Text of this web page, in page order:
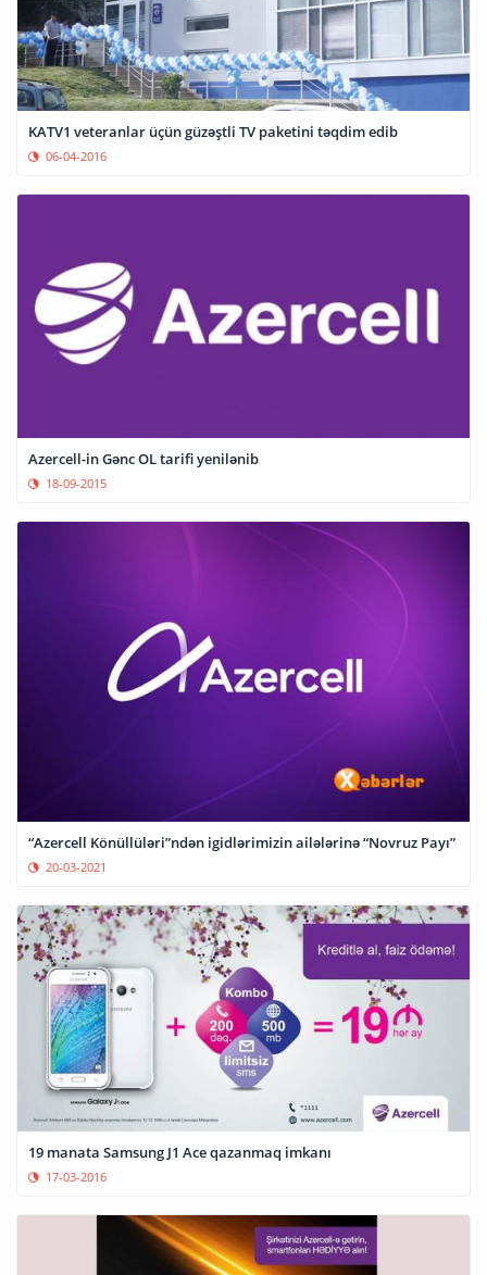
KATV1 veteranlar üçün güzəştli TV paketini təqdim edib
06-04-2016
Azercell-in Gənc OL tarifi yenilənib
18-09-2015
“Azercell Könüllüləri”ndən igidlərimizin ailələrinə “Novruz Payı”
20-03-2021
19 manata Samsung J1 Ace qazanmaq imkanı
17-03-2016